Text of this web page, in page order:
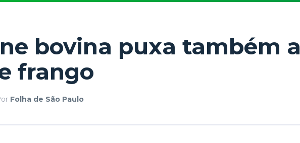
bovina puxa também a
frango
Folha de São Paulo